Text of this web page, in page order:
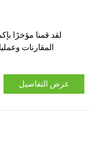
لقد قمنا مؤخرًا
المقارنات
عرض التفاصيل